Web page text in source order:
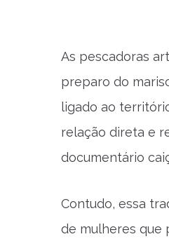
As pescadoras
preparo do
ligado ao
relação direta e
documentário
Contudo, essa
de mulheres que